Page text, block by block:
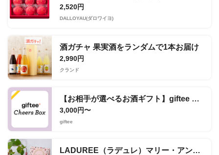
2,520円
DALLOYAU(ダロワイヨ)
酒ガチャ 果実酒をランダムで1本お届け
2,990円
クランド
【お相手が選べるお酒ギフト】giftee Cheers Box
3,000円〜
giftee
LADUREE（ラデュレ）マリー・アントワネット